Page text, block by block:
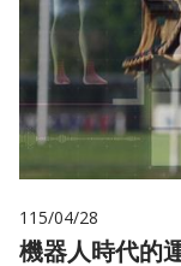
115/04/28
機器人時代的